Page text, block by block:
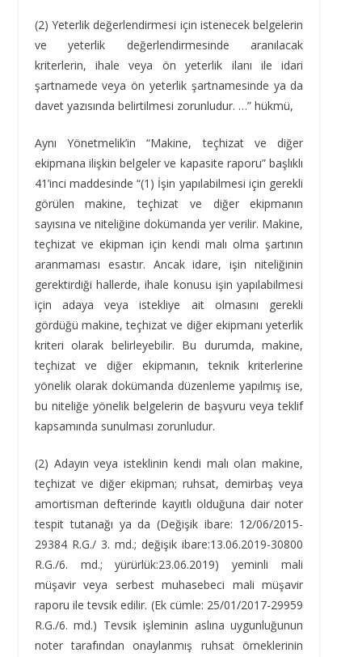
(2) Yeterlik değerlendirmesi için istenecek belgelerin
ve yeterlik değerlendirmesinde aranılacak
kriterlerin, ihale veya ön yeterlik ilanı ile idari
şartnamede veya ön yeterlik şartnamesinde ya da
davet yazısında belirtilmesi zorunludur. …” hükmü,
Aynı Yönetmelik’in “Makine, teçhizat ve diğer
ekipmana ilişkin belgeler ve kapasite raporu” başlıklı
41’inci maddesinde “(1) İşin yapılabilmesi için gerekli
görülen makine, teçhizat ve diğer ekipmanın
sayısına ve niteliğine dokümanda yer verilir. Makine,
teçhizat ve ekipman için kendi malı olma şartının
aranmaması esastır. Ancak idare, işin niteliğinin
gerektirdiği hallerde, ihale konusu işin yapılabilmesi
için adaya veya istekliye ait olmasını gerekli
gördüğü makine, teçhizat ve diğer ekipmanı yeterlik
kriteri olarak belirleyebilir. Bu durumda, makine,
teçhizat ve diğer ekipmanın, teknik kriterlerine
yönelik olarak dokümanda düzenleme yapılmış ise,
bu niteliğe yönelik belgelerin de başvuru veya teklif
kapsamında sunulması zorunludur.
(2) Adayın veya isteklinin kendi malı olan makine,
teçhizat ve diğer ekipman; ruhsat, demirbaş veya
amortisman defterinde kayıtlı olduğuna dair noter
tespit tutanağı ya da (Değişik ibare: 12/06/2015-
29384 R.G./ 3. md.; değişik ibare:13.06.2019-30800
R.G./6. md.; yürürlük:23.06.2019) yeminli mali
müşavir veya serbest muhasebeci mali müşavir
raporu ile tevsik edilir. (Ek cümle: 25/01/2017-29959
R.G./6. md.) Tevsik işleminin aslına uygunluğunun
noter tarafından onaylanmış ruhsat örneklerinin